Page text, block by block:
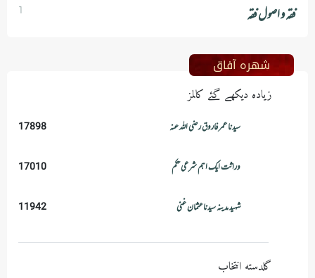
فقہ و اصول فقہ 1
شھرہ آفاق
زیادہ دیکھے گئے کالمز
سیدنا عمر فاروق رضی اللہ عنہ 17898
وراثت ایک اہم شرعی حکم 17010
شہید مدینہ سیدناعثمان غنی 11942
گلدسته انتخاب